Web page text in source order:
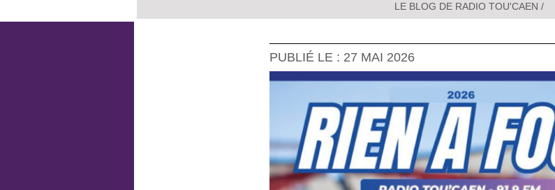
LE BLOG DE RADIO TOU'CAEN /
PUBLIÉ LE : 27 MAI 2026